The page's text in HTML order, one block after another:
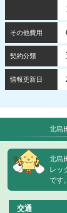
その他費用
契約分類
情報更新日
北島
北島
レッ
です。
交通